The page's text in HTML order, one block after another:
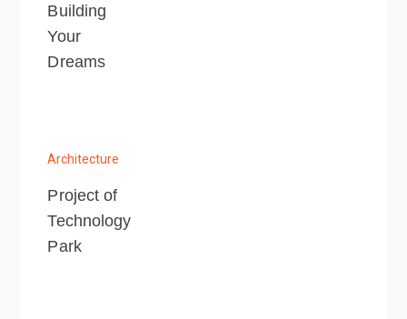
Building
Your
Dreams
Architecture
Project of
Technology
Park